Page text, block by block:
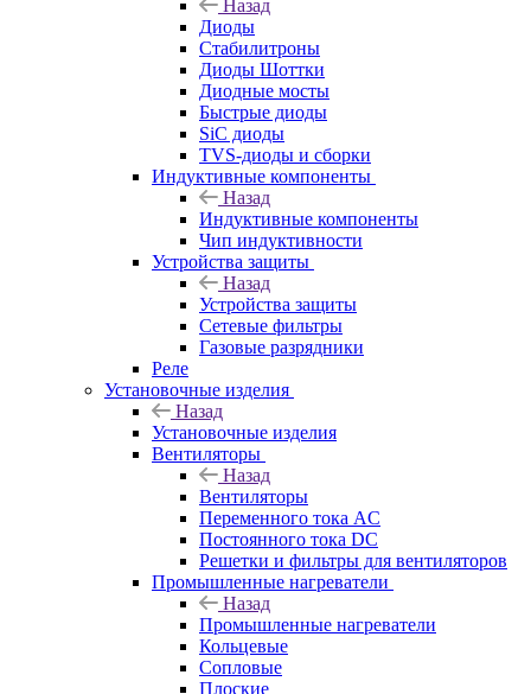
Назад
Диоды
Стабилитроны
Диоды Шоттки
Диодные мосты
Быстрые диоды
SiC диоды
TVS-диоды и сборки
Индуктивные компоненты
Назад
Индуктивные компоненты
Чип индуктивности
Устройства защиты
Назад
Устройства защиты
Сетевые фильтры
Газовые разрядники
Реле
Установочные изделия
Назад
Установочные изделия
Вентиляторы
Назад
Вентиляторы
Переменного тока AC
Постоянного тока DC
Решетки и фильтры для вентиляторов
Промышленные нагреватели
Назад
Промышленные нагреватели
Кольцевые
Сопловые
Плоские